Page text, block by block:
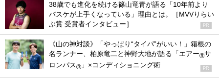
38歳でも進化を続ける篠山竜青が語る「10年前より
バスケが上手くなっている」理由とは。［MVVりらい
ぶ賞 受賞者インタビュー］
PR
《山の神対談》「やっぱり“タイパ”がいい！」箱根の
名ランナー、柏原竜二と神野大地が語る「エアー®サ
ロンパス® 」×コンディショニング術 PR